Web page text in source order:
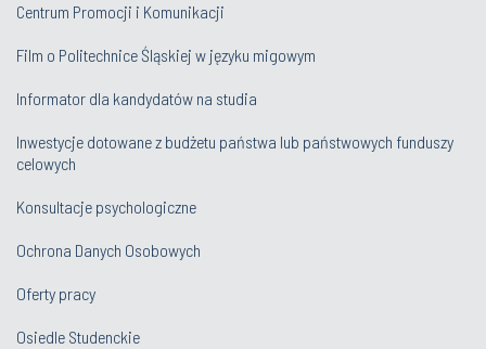
Centrum Promocji i Komunikacji
Film o Politechnice Śląskiej w języku migowym
Informator dla kandydatów na studia
Inwestycje dotowane z budżetu państwa lub państwowych funduszy
celowych
Konsultacje psychologiczne
Ochrona Danych Osobowych
Oferty pracy
Osiedle Studenckie